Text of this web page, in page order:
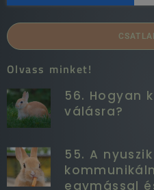
Olvass minket!
56. Hogyan
válásra?
55. A
egymással